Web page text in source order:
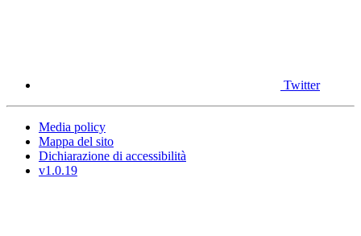
Twitter
Media policy
Mappa del sito
Dichiarazione di accessibilità
v1.0.19